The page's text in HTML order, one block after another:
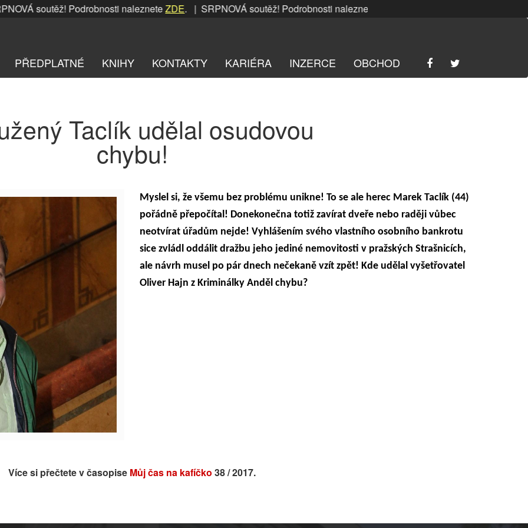
soutěž! Podrobnosti nalezneteZDE. | SRPNOVÁ soutěž! Podrobnosti nalezneteZDE
PŘEDPLATNÉ KNIHY KONTAKTY KARIÉRA INZERCE OBCHOD
Taclík udělal osudovou
chybu!
Myslel si, že všemu bez problému unikne! To se ale herec Marek Taclík (44)
pořádně přepočítal! Donekonečna totiž zavírat dveře nebo raději vůbec
neotvírat úřadům nejde! Vyhlášením svého vlastního osobního bankrotu
sice zvládl oddálit dražbu jeho jediné nemovitosti v pražských Strašnicích,
ale návrh musel po pár dnech nečekaně vzít zpět! Kde udělal vyšetřovatel
Oliver Hajn z Kriminálky Anděl chybu?
Více si přečtete v časopise Můj čas na kafíčko 38 / 2017.